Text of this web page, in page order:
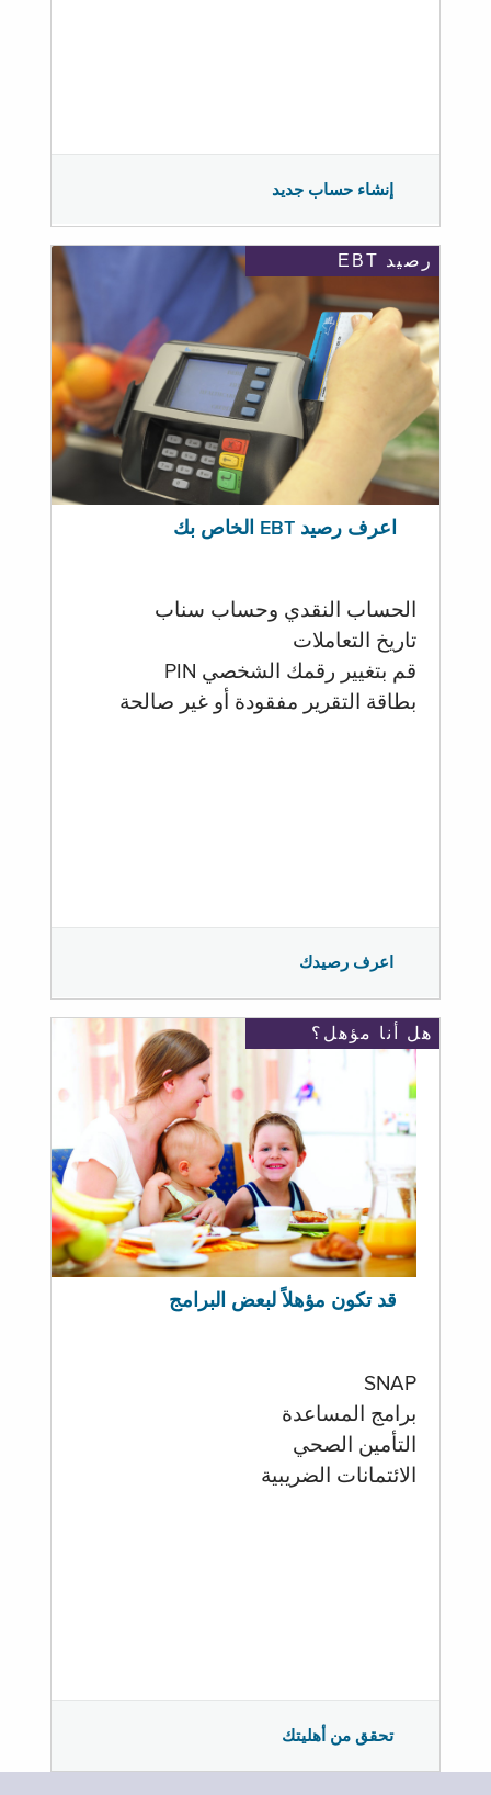
إنشاء حساب جديد
رصيد EBT
اعرف رصيد EBT الخاص بك
الحساب النقدي وحساب سناب
تاريخ التعاملات
قم بتغيير رقمك الشخصي PIN
بطاقة التقرير مفقودة أو غير صالحة
اعرف رصيدك
هل أنا مؤهل؟
قد تكون مؤهلاً لبعض البرامج
SNAP
برامج المساعدة
التأمين الصحي
الائتمانات الضريبية
تحقق من أهليتك